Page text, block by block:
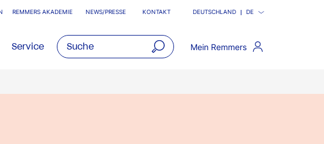
REMMERS AKADEMIE NEWS/PRESSE KONTAKT DEUTSCHLAND DE
Service Mein Remmers